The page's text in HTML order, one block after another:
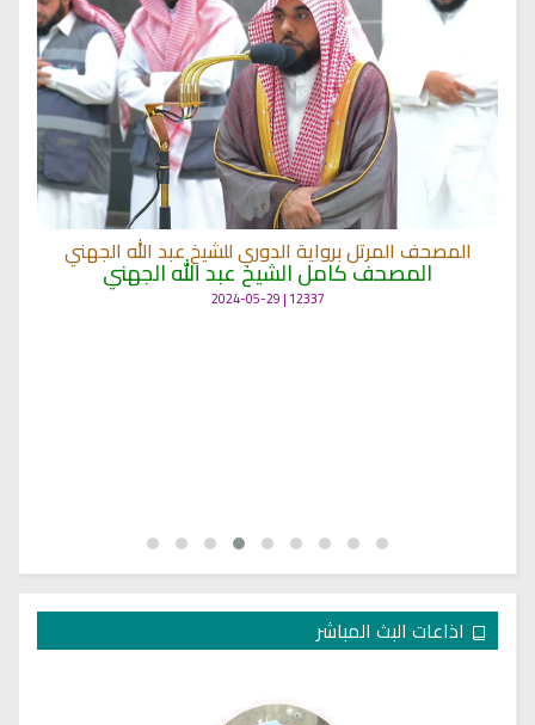
المصحف المرتل برواية الدوري للشيخ عبد الله الجهني
المصحف كامل الشيخ عبد الله الجهني
12337 | 2024-05-29
اذاعات البث المباشر